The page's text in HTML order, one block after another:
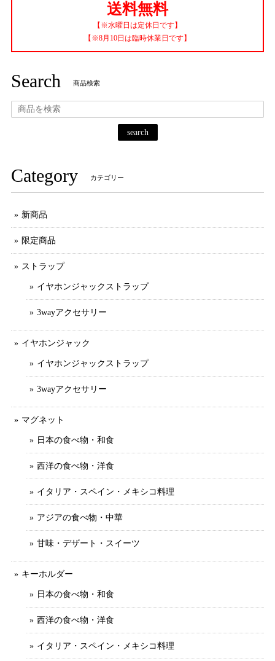
送料無料
【※水曜日は定休日です】
【※8月10日は臨時休業日です】
Search 商品検索
search
Category カテゴリー
新商品
限定商品
ストラップ
イヤホンジャックストラップ
3wayアクセサリー
イヤホンジャック
イヤホンジャックストラップ
3wayアクセサリー
マグネット
日本の食べ物・和食
西洋の食べ物・洋食
イタリア・スペイン・メキシコ料理
アジアの食べ物・中華
甘味・デザート・スイーツ
キーホルダー
日本の食べ物・和食
西洋の食べ物・洋食
イタリア・スペイン・メキシコ料理